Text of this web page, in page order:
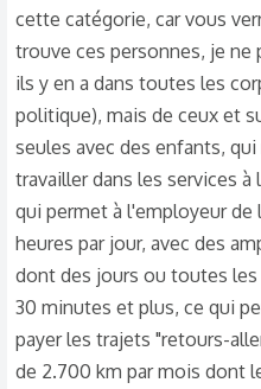
cette catégorie, car vous
trouve ces personnes, je ne
ils y en a dans toutes les
politique), mais de ceux et
seules avec des enfants,
travailler dans les services
qui permet à l'employeur de
heures par jour, avec des
dont des jours ou toutes
30 minutes et plus, ce qui
payer les trajets "retours-
de 2.700 km par mois dont